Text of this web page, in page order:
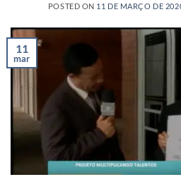
POSTED ON 11 DE MARÇO DE
11
mar